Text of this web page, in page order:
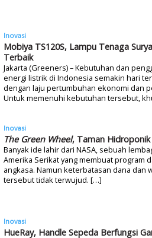
Inovasi
Mobiya TS120S, Lampu Tenaga
Terbaik
Jakarta (Greeners) – Kebutuhan dan
energi listrik di Indonesia semakin hari
dengan laju pertumbuhan ekonomi dan
Untuk memenuhi kebutuhan tersebut,
Inovasi
The Green Wheel, Taman
Banyak ide lahir dari NASA, sebuah
Amerika Serikat yang membuat program
angkasa. Namun keterbatasan dana dan
tersebut tidak terwujud. […]
Inovasi
HueRay, Handle Sepeda Berfungsi